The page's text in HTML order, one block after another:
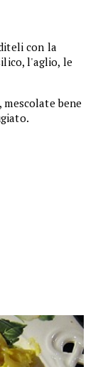
con la
l'aglio, le
bene